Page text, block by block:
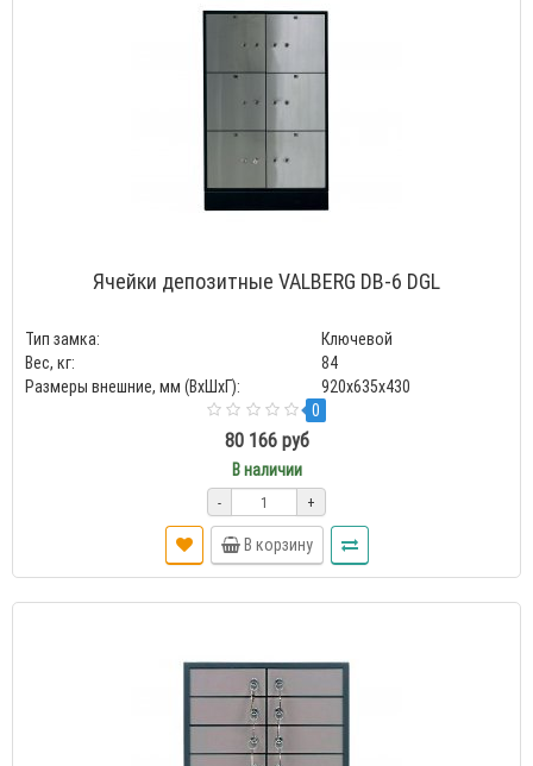
Ячейки депозитные VALBERG DB-6 DGL
Тип замка:
Ключевой
Вес, кг:
84
Размеры внешние, мм (ВхШхГ):
920x635x430
0
80 166 руб
В наличии
- +
В корзину